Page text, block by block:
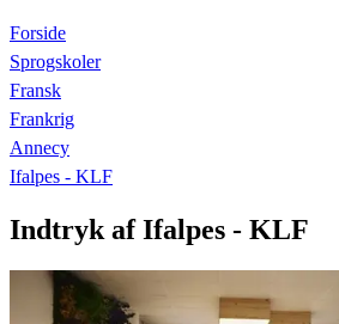
Forside
Sprogskoler
Fransk
Frankrig
Annecy
Ifalpes - KLF
Indtryk af Ifalpes - KLF